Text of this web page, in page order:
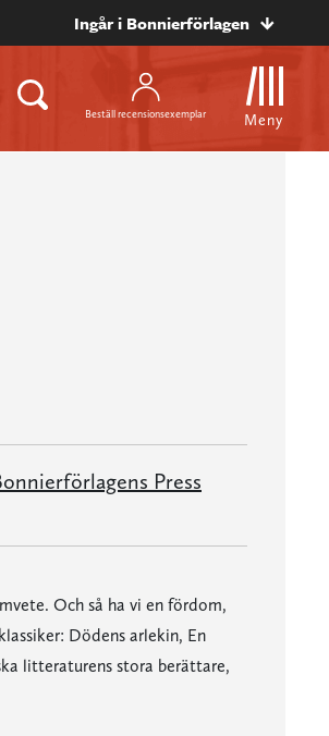
Ingår i Bonnierförlagen
Beställ recensionsexemplar Meny
Press
Och så ha vi en fördom,
Dödens arlekin, En
litteraturens stora berättare,